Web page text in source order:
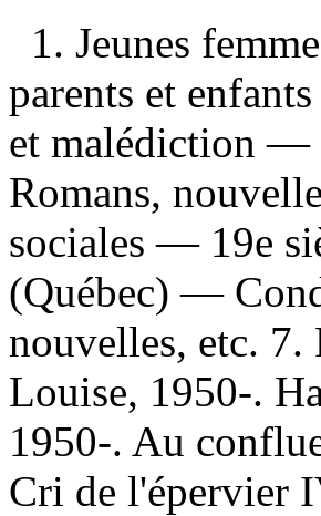
1. Jeunes
parents et
et malédiction —
Romans,
sociales — 19e
(Québec) —
nouvelles, etc.
Louise, 1950-.
1950-. Au
Cri de l'épervier